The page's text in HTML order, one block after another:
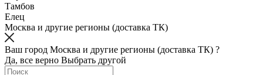
Тамбов
Елец
Москва и другие регионы (доставка ТК)
Ваш город Москва и другие регионы (доставка ТК) ?
Да, все верно Выбрать другой